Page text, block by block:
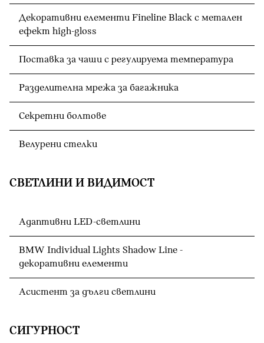
Декоративни елементи Fineline Black с метален
ефект high-gloss
Поставка за чаши с регулируема температура
Разделителна мрежа за багажника
Секретни болтове
Велурени стелки
СВЕТЛИНИ И ВИДИМОСТ
Адаптивни LED-светлини
BMW Individual Lights Shadow Line -
декоративни елементи
Асистент за дълги светлини
СИГУРНОСТ